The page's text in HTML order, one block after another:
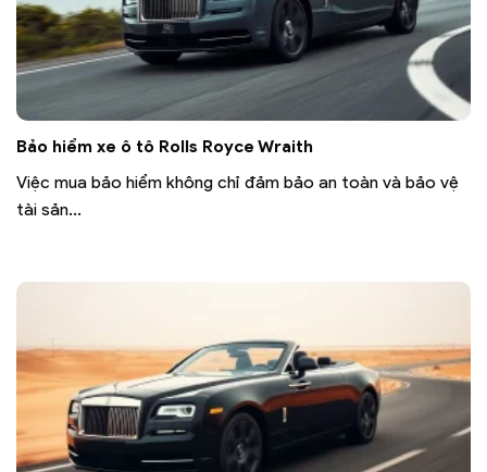
Bảo hiểm xe ô tô Rolls Royce Wraith
Việc mua bảo hiểm không chỉ đảm bảo an toàn và bảo vệ
tài sản...